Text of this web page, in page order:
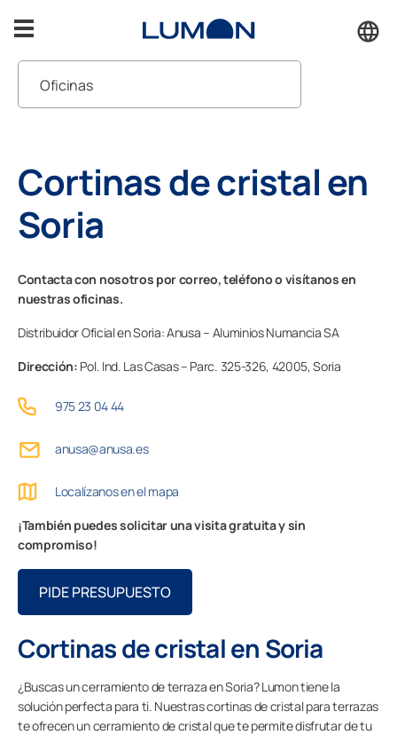
Tienda Online
Terrazas
Accesorios
Soporte
Contacto
PIDE ASESORAMIENTO AQUÍ
Oficinas
Atención al cliente
Solucionamos lo que necesites
Cortinas de cristal en
Soria
Contacta con nosotros por correo, teléfono o visítanos en
nuestras oficinas.
Distribuidor Oficial en Soria: Anusa – Aluminios Numancia SA
Dirección: Pol. Ind. Las Casas – Parc. 325-326, 42005,Soria
975 23 04 44
anusa@anusa.es
Localízanos en el mapa
¡También puedes solicitar una visita gratuita y sin
compromiso!
PIDE PRESUPUESTO
Cortinas de cristal en Soria
¿Buscas un cerramiento de terraza en Soria? Lumon tiene la
solución perfecta para ti. Nuestras cortinas de cristal para terrazas
te ofrecen un cerramiento de cristal que te permite disfrutar de tu